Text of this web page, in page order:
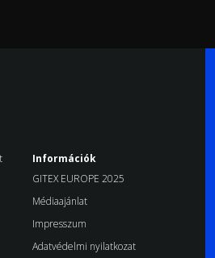
Információk
GITEX EUROPE 2025
Médiaajánlat
Impresszum
Adatvédelmi nyilatkozat